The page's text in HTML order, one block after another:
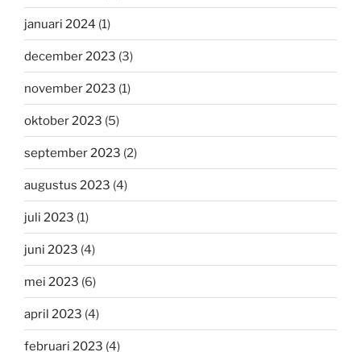
januari 2024 (1)
december 2023 (3)
november 2023 (1)
oktober 2023 (5)
september 2023 (2)
augustus 2023 (4)
juli 2023 (1)
juni 2023 (4)
mei 2023 (6)
april 2023 (4)
februari 2023 (4)